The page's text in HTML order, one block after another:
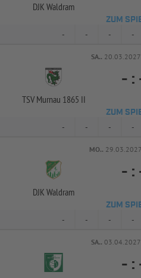
DJK Waldram
ZUM
- - - -
SA..
TSV Murnau 1865 II
- :
ZUM
- - - -
MO..
DJK Waldram
- :
ZUM
- - - -
SA..
- :